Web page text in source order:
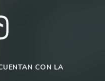
CON LA